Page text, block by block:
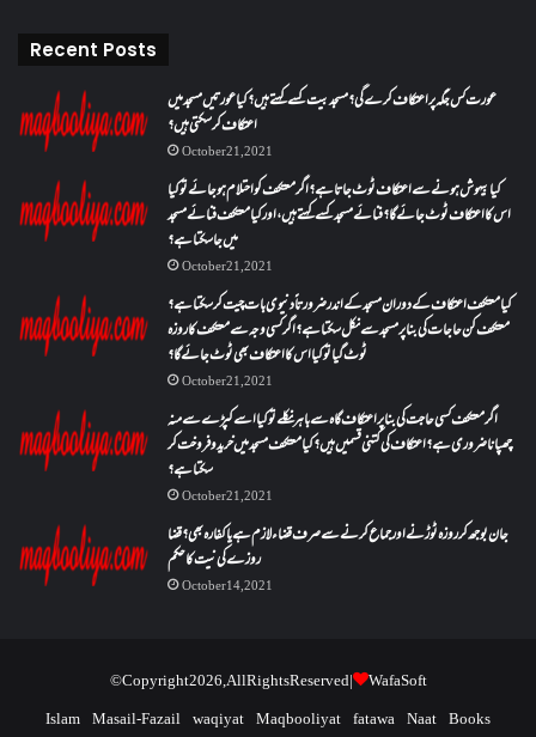
Recent Posts
عورت کس جگہ پر اعتکاف کرے گی؟مسجد بیت کسے کہتے ہیں؟کیا عورتیں مسجد میں
اعتکاف کر سکتی ہیں؟
October 21, 2021
کیا بیہوش ہونے سے اعتکاف ٹوٹ جاتا ہے؟ اگر معتکف کو احتلام ہو جائے تو کیا
اس کا اعتکاف ٹوٹ جائے گا؟فنائے مسجد کسے کہتے ہیں ، اور کیا معتکف فنائے مسجد
میں جا سکتا ہے؟
October 21, 2021
کیا معتکف اعتکاف کے دوران مسجد کے اندر ضرورتاً دنیوی بات چیت کر سکتا ہے؟
معتکف کن حاجات کی بنا پر مسجد سے نکل سکتا ہے؟ اگر کسی وجہ سے معتکف کا روزہ
ٹوٹ گیا تو کیا اس کا اعتکاف بھی ٹوٹ جائے گا؟
October 21, 2021
اگر معتکف کسی حاجت کی بنا پر اعتکاف گاہ سے باہر نکلے تو کیا اسے کپڑے سے منہ
چھپانا ضروری ہے؟اعتکاف کی کتنی قسمیں ہیں؟کیا معتکف مسجد میں خرید و فروخت کر
سکتا ہے؟
October 21, 2021
جان بوجھ کر روزہ ٹوڑنے اور جماع کرنے سے صرف قضاء لازم ہے یا کفارہ بھی؟ قضا
روزے کی نیت کا حکم
October 14, 2021
© Copyright 2026, All Rights Reserved |
WafaSoft
Islam Masail-Fazail waqiyat Maqbooliyat fatawa Naat Books